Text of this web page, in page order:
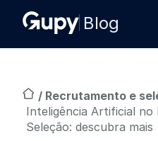
Blog
/ Recrutamento e
Inteligência Artificial
Seleção: descubra mais